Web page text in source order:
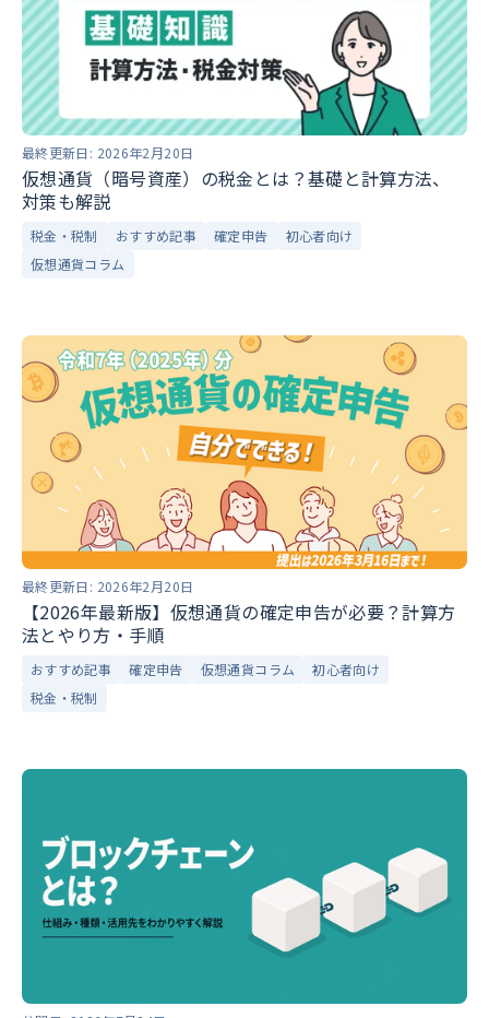
最終更新日: 2026年2月20日
仮想通貨（暗号資産）の税金とは？基礎と計算方法、
対策も解説
税金・税制 おすすめ記事 確定申告
初心者向け
仮想通貨コラム
最終更新日: 2026年2月20日
【2026年最新版】仮想通貨の確定申告が必要？計算方
法とやり方・手順
おすすめ記事 確定申告 仮想通貨コラム
初心者向け
税金・税制